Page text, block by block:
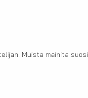
Muista mainita